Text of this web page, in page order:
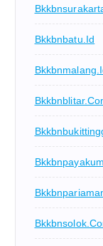
Bkkbnbatu.id